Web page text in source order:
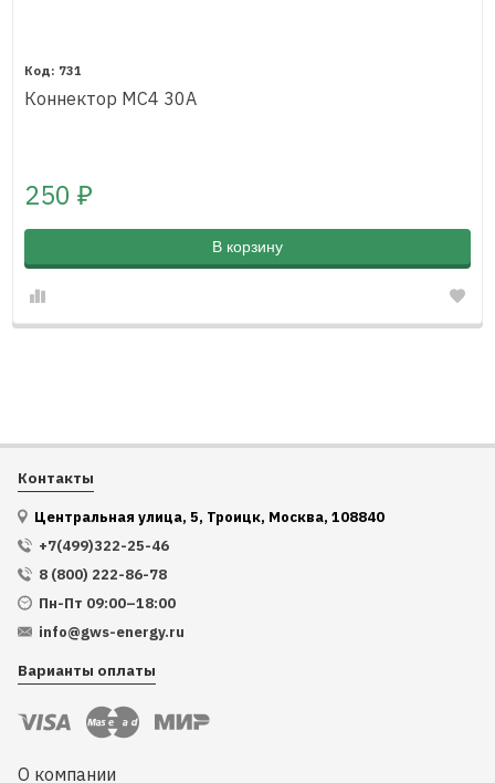
731
Коннектор MC4 30A
250 ₽
В корзину
Контакты
Центральная улица, 5, Троицк, Москва, 108840
+7(499)322-25-46
8 (800) 222-86-78
Пн-Пт 09:00–18:00
info@gws-energy.ru
Варианты оплаты
О компании